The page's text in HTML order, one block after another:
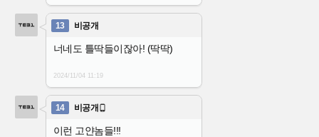
13 비공개
너네도 틀딱들이잖아! (딱딱)
2024/11/04 11:19
14 비공개 
이런 고얀놈들!!!